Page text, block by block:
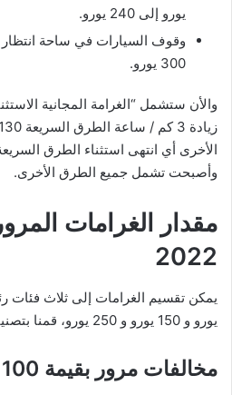
يورو إلى 240 يورو.
300 يورو.
والأن ستشمل “الغرامة المجانية
الأخرى أي انتهى استثناء الطرق
وأصبحت تشمل جميع الطرق الأخرى.
مقدار الغرامات
2022
يورو و 150 يورو و 250 يورو، قمنا بتصنيفها على الشكل التالي:
مخالفات مرور بقيمة 100 يورو